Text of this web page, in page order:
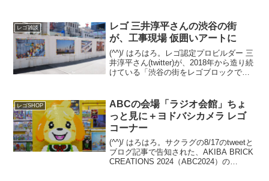
が、近日中にレゴショップの「レゴ製品
カタ...
レゴ雑談
レゴ 三井淳平さんの渋谷の街
が、工事現場 仮囲いアートに
(^^)/ はろはろ。レゴ認定プロビルダー 三
井淳平さん(twitter)が、2018年から造り続
けている「渋谷の街をレゴブロックでつ
谷の街を歩いていたら、三井さ...
レゴSHOP
ABCの会場「ラジオ会館」ちょ
っと見に＋ヨドバシカメラ レゴ
コーナー
(^^)/ はろはろ。サクラグの8/17のtweetと
ブログ記事で告知された、AKIBA BRICK
CREATIONS 2024（ABC2024）の